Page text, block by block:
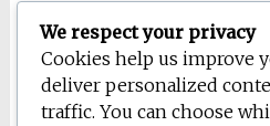
Wawasan
Wellness
We respect your privacy
Cookies help us improve
deliver personalized
traffic. You can choose